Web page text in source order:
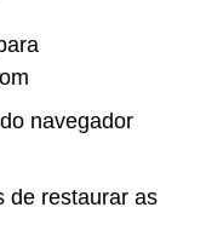
navegador
de restaurar as